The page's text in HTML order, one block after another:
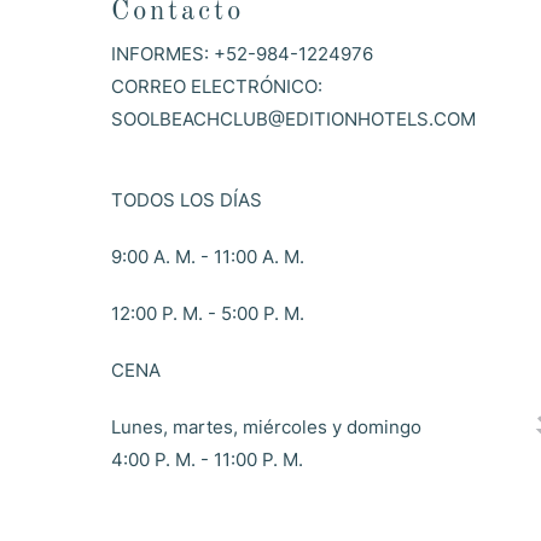
Contacto
INFORMES: +52-984-1224976
CORREO ELECTRÓNICO:
SOOLBEACHCLUB@EDITIONHOTELS.COM
TODOS LOS DÍAS
9:00 A. M. - 11:00 A. M.
12:00 P. M. - 5:00 P. M.
CENA
Lunes, martes, miércoles y domingo
4:00 P. M. - 11:00 P. M.